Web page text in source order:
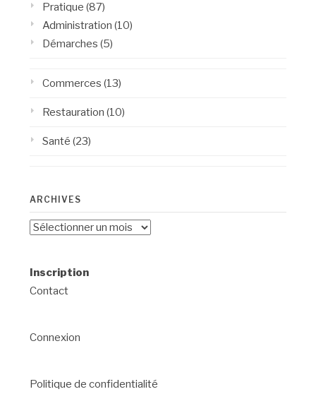
Pratique (87)
Administration (10)
Démarches (5)
Commerces (13)
Restauration (10)
Santé (23)
ARCHIVES
Archives
Inscription
Contact
Connexion
Politique de confidentialité